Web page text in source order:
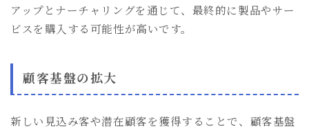
アップとナーチャリングを通じて、最終的に製品やサー
ビスを購入する可能性が高いです。
顧客基盤の拡大
新しい見込み客や潜在顧客を獲得することで、顧客基盤